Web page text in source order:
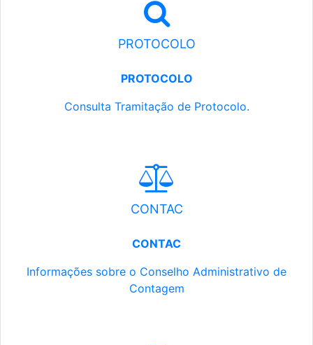
PROTOCOLO
PROTOCOLO
Consulta Tramitação de Protocolo.
CONTAC
CONTAC
Informações sobre o Conselho Administrativo de
Contagem